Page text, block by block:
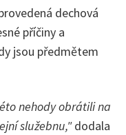
dechová
příčiny a
jsou předmětem
nehody obrátili na
služebnu,"dodala